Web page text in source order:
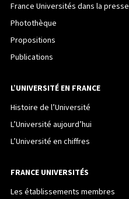
France Universités dans la presse
Photothèque
Propositions
Publications
L’UNIVERSITÉ EN FRANCE
Histoire de l’Université
L’Université aujourd’hui
L’Université en chiffres
FRANCE UNIVERSITÉS
Les établissements membres